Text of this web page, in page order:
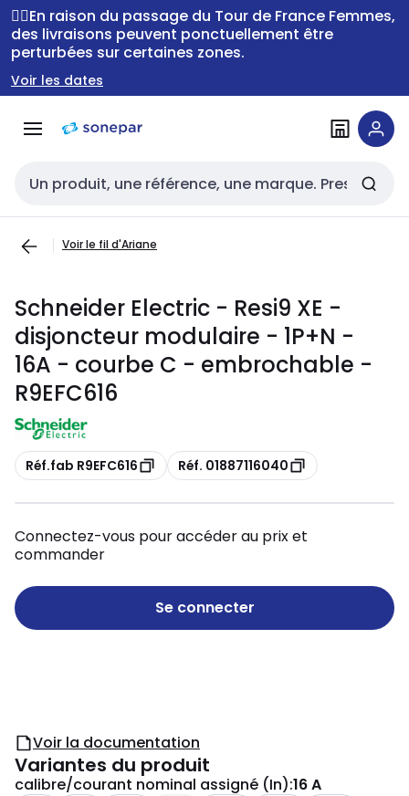
Passer à la
navigation
Passer
au
contenu
🚴‍♂️En raison du passage du Tour de France Femmes,
des livraisons peuvent ponctuellement être
perturbées sur certaines zones.
Voir les dates
Entrée de recherche
Voir le fil d'Ariane
Schneider Electric - Resi9 XE -
disjoncteur modulaire - 1P+N -
16A - courbe C - embrochable -
R9EFC616
Copie
Réf.fab R9EFC616 Copie
Réf. 01887116040
Connectez-vous pour accéder au prix et
commander
Se connecter
Voir la documentation
Variantes du produit
calibre/courant nominal assigné (In):16 A